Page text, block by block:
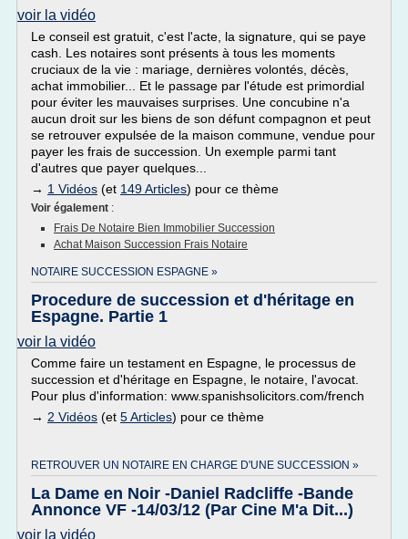
voir la vidéo
Le conseil est gratuit, c'est l'acte, la signature, qui se paye
cash. Les notaires sont présents à tous les moments
cruciaux de la vie : mariage, dernières volontés, décès,
achat immobilier... Et le passage par l'étude est primordial
pour éviter les mauvaises surprises. Une concubine n'a
aucun droit sur les biens de son défunt compagnon et peut
se retrouver expulsée de la maison commune, vendue pour
payer les frais de succession. Un exemple parmi tant
d'autres que payer quelques...
→ 1 Vidéos (et 149 Articles) pour ce thème
Voir également :
Frais De Notaire Bien Immobilier Succession
Achat Maison Succession Frais Notaire
NOTAIRE SUCCESSION ESPAGNE »
Procedure de succession et d'héritage en
Espagne. Partie 1
voir la vidéo
Comme faire un testament en Espagne, le processus de
succession et d'héritage en Espagne, le notaire, l'avocat.
Pour plus d'information: www.spanishsolicitors.com/french
→ 2 Vidéos (et 5 Articles) pour ce thème
RETROUVER UN NOTAIRE EN CHARGE D'UNE SUCCESSION »
La Dame en Noir -Daniel Radcliffe -Bande
Annonce VF -14/03/12 (Par Cine M'a Dit...)
voir la vidéo